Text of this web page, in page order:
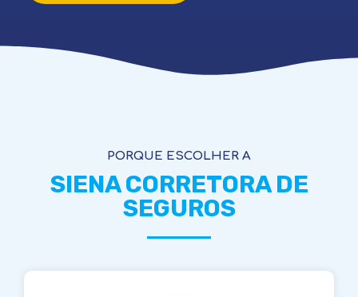
PORQUE ESCOLHER A
SIENA CORRETORA DE
SEGUROS